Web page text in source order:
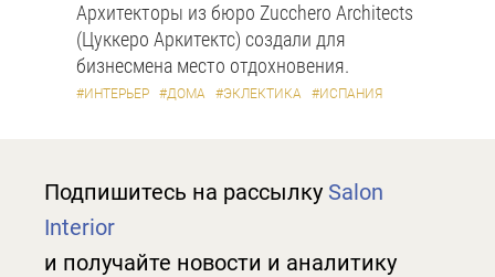
Архитекторы из бюро Zucchero Architects
(Цуккеро Аркитектс) создали для
бизнесмена место отдохновения.
#ИНТЕРЬЕР #ДОМА #ЭКЛЕКТИКА #ИСПАНИЯ
Подпишитесь на рассылку Salon
Interior
и получайте новости и аналитику